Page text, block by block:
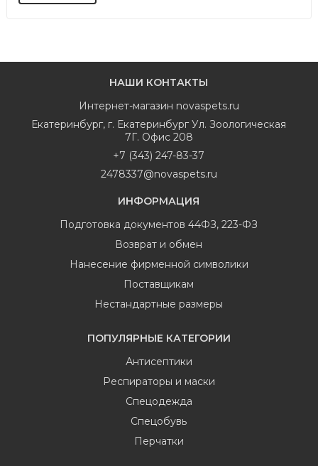
НАШИ КОНТАКТЫ
Интернет-магазин novaspets.ru
Екатеринбург, г. Екатеринбург Ул. Зоологическая
7Г. Офис 208
+7 (343) 247-83-37
2478337@novaspets.ru
ИНФОРМАЦИЯ
Подготовка документов 44ФЗ, 223-ФЗ
Возврат и обмен
Нанесение фирменной символики
Поставщикам
Нестандартные размеры
ПОПУЛЯРНЫЕ КАТЕГОРИИ
Антисептики
Респираторы и маски
Спецодежда
Спецобувь
Перчатки